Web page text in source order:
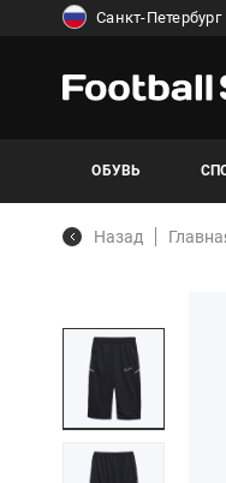
Санкт-Петербург
ОБУВЬ
Назад